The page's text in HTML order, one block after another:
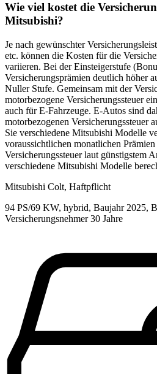
Wie viel kostet die
Mitsubishi?
Je nach gewünschter
etc. können die Kosten für die
variieren. Bei der Einsteigerstufe
Versicherungsprämien deutlich höher
Nuller Stufe. Gemeinsam mit der
motorbezogene Versicherungssteuer
auch für E-Fahrzeuge. E-Autos sind
motorbezogenen Versicherungssteuer
Sie verschiedene Mitsubishi Modelle
voraussichtlichen monatlichen
Versicherungssteuer laut günstigstem
verschiedene Mitsubishi Modelle
Mitsubishi Colt, Haftpflicht
94 PS/69 KW, hybrid, Baujahr 2025,
Versicherungsnehmer 30 Jahre